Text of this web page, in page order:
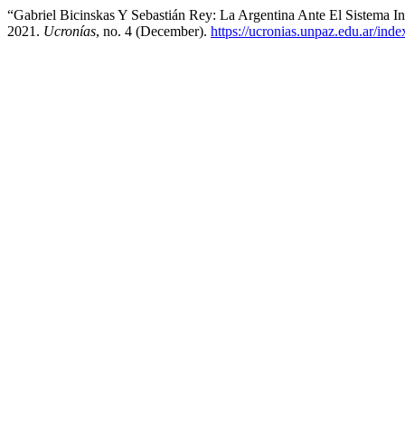
“Gabriel Bicinskas Y Sebastián Rey: La Argentina Ante El
2021. Ucronías, no. 4 (December). https://ucronias.unpaz.edu.ar/